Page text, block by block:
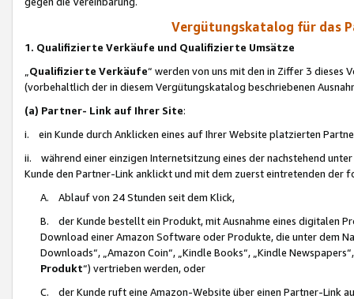
Vergütungskatalog für das
1. Qualifizierte Verkäufe und Qualifizierte Umsätze
Qualifizierte Verkäufe“ werden von uns mit den in Ziffer 3
(vorbehaltlich der in diesem Vergütungskatalog beschriebenen
(a) Partner- Link auf Ihrer Site:
i. ein Kunde durch Anklicken eines auf Ihrer Website platzierten
ii. während einer einzigen Internetsitzung eines der nachstehend
Kunde den Partner-Link anklickt und mit dem zuerst eintretenden der
A. Ablauf von 24 Stunden seit dem Klick,
B. der Kunde bestellt ein Produkt, mit Ausnahme eines digitalen
Download einer Amazon Software oder Produkte, die unter dem
Downloads“, „Amazon Coin“, „Kindle Books“, „Kindle
Produkt“) vertrieben werden, oder
C. der Kunde ruft eine Amazon-Website über einen Partner-Link